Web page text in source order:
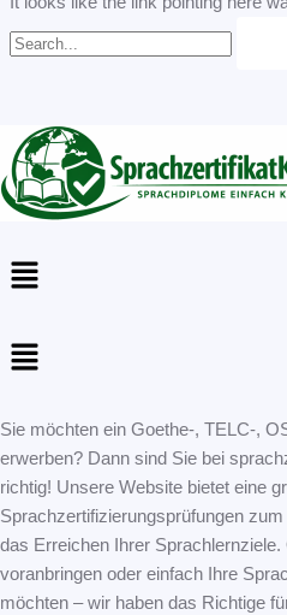
Menu
Menu
Sie möchten ein Goethe-, TELC-,
erwerben? Dann sind Sie bei
richtig! Unsere Website bietet eine
Sprachzertifizierungsprüfungen
das Erreichen Ihrer
voranbringen oder einfach Ihre
möchten – wir haben das Richtige